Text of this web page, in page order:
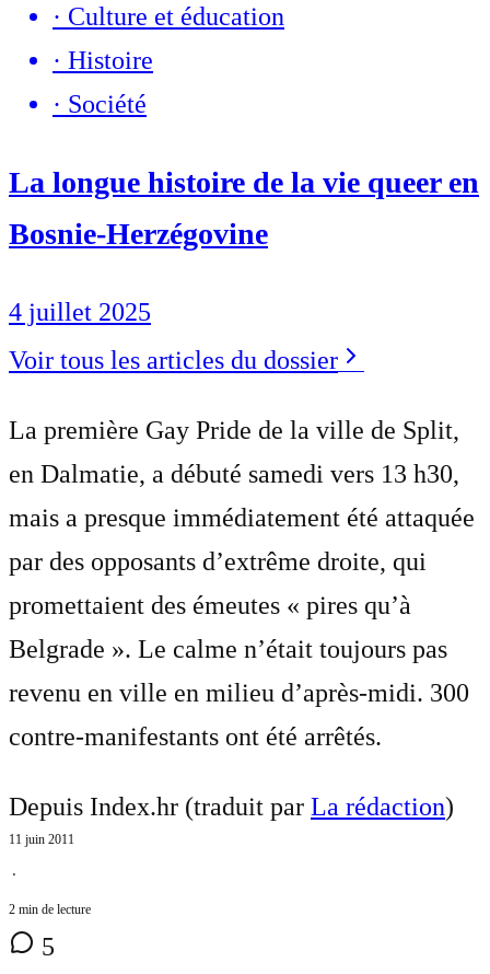
· Culture et éducation
· Histoire
· Société
La longue histoire de la vie queer en
Bosnie-Herzégovine
4 juillet 2025
Voir tous les articles du dossier
La première Gay Pride de la ville de Split,
en Dalmatie, a débuté samedi vers 13 h30,
mais a presque immédiatement été attaquée
par des opposants d’extrême droite, qui
promettaient des émeutes « pires qu’à
Belgrade ». Le calme n’était toujours pas
revenu en ville en milieu d’après-midi. 300
contre-manifestants ont été arrêtés.
Depuis Index.hr (traduit par La rédaction)
11 juin 2011
⋅
2 min de lecture
5